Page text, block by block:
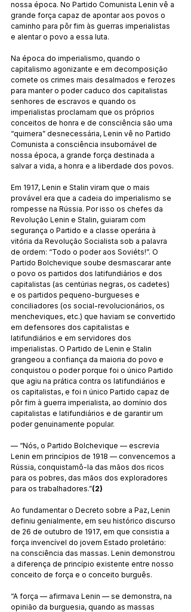
nossa época. No Partido Comunista Lenin vê a
grande força capaz de apontar aos povos o
caminho para pôr fim às guerras imperialistas
e alentar o povo a essa luta.
Na época do imperialismo, quando o
capitalismo agonizante e em decomposição
comete os crimes mais desalmados e ferozes
para manter o poder caduco dos capitalistas
senhores de escravos e quando os
imperialistas proclamam que os próprios
conceitos de honra e de consciência são uma
“quimera” desnecessária, Lenin vê no Partido
Comunista a consciência insubornável de
nossa época, a grande força destinada a
salvar a vida, a honra e a liberdade dos povos.
Em 1917, Lenin e Stalin viram que o mais
provável era que a cadeia do imperialismo se
rompesse na Rússia. Por isso os chefes da
Revolução Lenin e Stalin, guiaram com
segurança o Partido e a classe operária à
vitória da Revolução Socialista sob a palavra
de ordem: “Todo o poder aos Soviéts!”. O
Partido Bolchevique soube desmascarar ante
o povo os partidos dos latifundiários e dos
capitalistas (as centúrias negras, os cadetes)
e os partidos pequeno-burgueses e
conciliadores (os social-revolucionários, os
mencheviques, etc.) que haviam se convertido
em defensores dos capitalistas e
latifundiários e em servidores dos
imperialistas. O Partido de Lenin e Stalin
grangeou a confiança da maioria do povo e
conquistou o poder porque foi o único Partido
que agiu na prática contra os latifundiários e
os capitalistas, e foi n único Partido capaz de
pôr fim à guerra imperialista, ao domínio dos
capitalistas e latifundiários e de garantir um
poder genuinamente popular.
— “Nós, o Partido Bolchevique — escrevia
Lenin em princípios de 1918 — convencemos a
Rússia, conquistamô-la das mãos dos ricos
para os pobres, das mãos dos exploradores
para os trabalhadores.”(2)
Ao fundamentar o Decreto sobre a Paz, Lenin
definiu genialmente, em seu histórico discurso
de 26 de outubro de 1917, em que consistia a
força invencível do jovem Estado proletário:
na consciência das massas. Lenin demonstrou
a diferença de princípio existente entre nosso
conceito de força e o conceito burguês.
“A força — afirmava Lenin — se demonstra, na
opinião da burguesia, quando as massas